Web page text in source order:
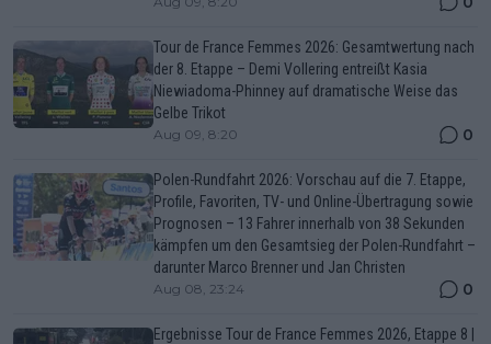
Tour de France Femmes 2026: Gesamtwertung nach
der 8. Etappe – Demi Vollering entreißt Kasia
Niewiadoma-Phinney auf dramatische Weise das
Gelbe Trikot
Aug 09, 8:20 0
Polen-Rundfahrt 2026: Vorschau auf die 7. Etappe,
Profile, Favoriten, TV- und Online-Übertragung sowie
Prognosen – 13 Fahrer innerhalb von 38 Sekunden
kämpfen um den Gesamtsieg der Polen-Rundfahrt –
darunter Marco Brenner und Jan Christen
Aug 08, 23:24 0
Ergebnisse Tour de France Femmes 2026, Etappe 8 |